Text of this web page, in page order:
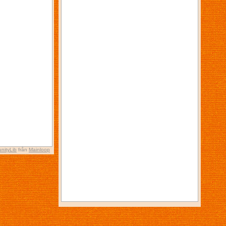
från Mainloop